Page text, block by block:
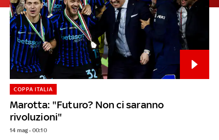
Marotta: "Futuro? Non ci saranno
rivoluzioni"
COPPA ITALIA
14 mag - 00:10